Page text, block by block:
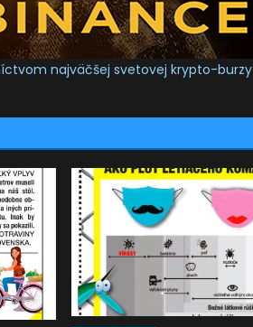
najväčšej svetovej krypto-burzy